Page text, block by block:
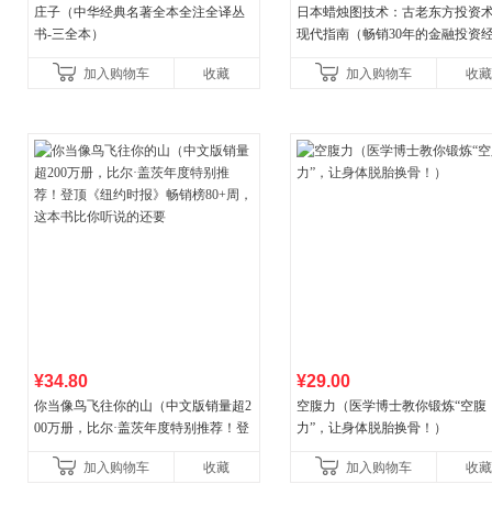
庄子（中华经典名著全本全注全译丛
书-三全本）
加入购物车 收藏
日本蜡烛图技术：古老东方投资
现代指南（畅销30年的金融投资
《财富》重磅推荐！知名金
加入购物车 收藏
¥34.80
你当像鸟飞往你的山（中文版销量超2
00万册，比尔·盖茨年度特别推荐！登
比你听说的还要
加入购物车 收藏
¥29.00
空腹力（医学博士教你锻炼“空腹
力”，让身体脱胎换骨！）
加入购物车 收藏